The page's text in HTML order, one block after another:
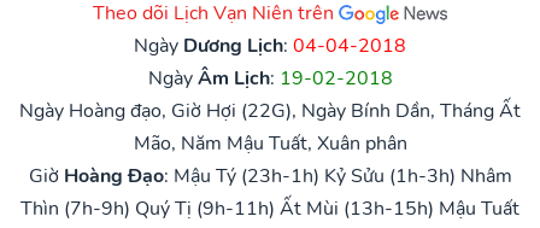
Theo dõi Lịch Vạn Niên trên
Ngày Dương Lịch: 04-04-2018
NgàyÂm Lịch: 19-02-2018
Ngày Hoàng đạo, Giờ Hợi (22G), Ngày Bính Dần, Tháng Ất
Mão, Năm Mậu Tuất, Xuân phân
Giờ Hoàng Đạo: Mậu Tý (23h-1h) Kỷ Sửu (1h-3h) Nhâm
Thìn (7h-9h) Quý Tị (9h-11h) Ất Mùi (13h-15h) Mậu Tuất